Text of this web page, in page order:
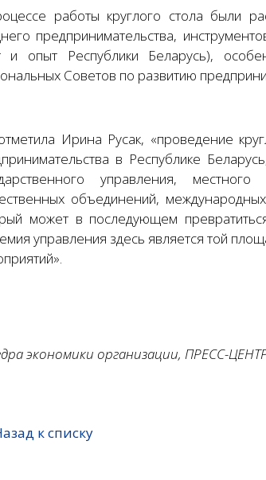
работы круглого стола были
предпринимательства,
и опыт Республики Беларусь),
Советов по развитию
Ирина Русак, «проведение
в Республике
управления,
объединений,
может в последующем
управления здесь является той
экономики организации, ПРЕСС-
к списку